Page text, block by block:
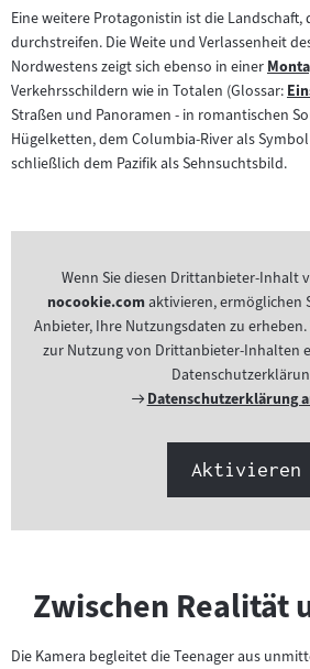
Eine weitere Protagonistin ist die Landschaft,
durchstreifen. Die Weite und Verlassenheit
Nordwestens zeigt sich ebenso in einerZum
Inhalt:
Verkehrsschildern wie in Totalen (Glossar:
Straßen und Panoramen - in romantischen
Hügelketten, dem Columbia-River als
schließlich dem Pazifik als Sehnsuchtsbild.
Wenn Sie diesen Drittanbieter-Inhalt
nocookie.comaktivieren, ermöglichen
Anbieter, Ihre Nutzungsdaten zu
zur Nutzung von Drittanbieter-Inhalten
Externer
Datenschutzerklärung
Aktivieren
Zwischen Realität
Die Kamera begleitet die Teenager aus